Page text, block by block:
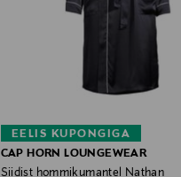
EELIS KUPONGIGA
CAP HORN LOUNGEWEAR
Siidist hommikumantel Nathan